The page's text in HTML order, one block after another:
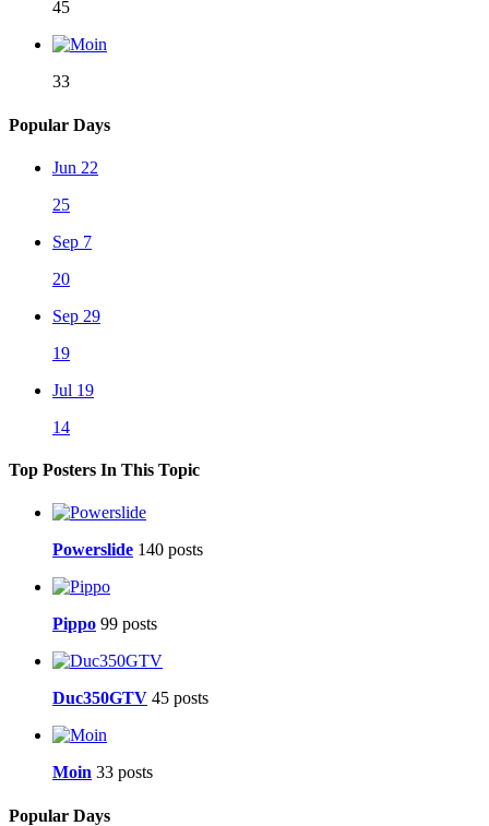
45
33
Popular Days
Jun 22
25
Sep 7
20
Sep 29
19
Jul 19
14
Top Posters In This Topic
Powerslide 140 posts
Pippo 99 posts
Duc350GTV 45 posts
Moin 33 posts
Popular Days